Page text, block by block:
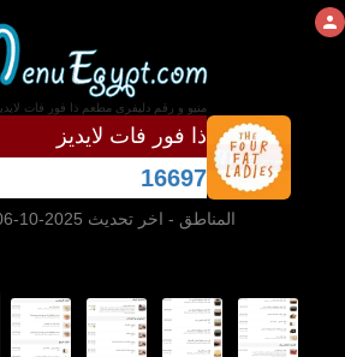
منيو و رقم دليفرى مطعم ذا فور فات
ذا فور فات لايديز
16697
المناطق - اخر تحديث 2025-10-06